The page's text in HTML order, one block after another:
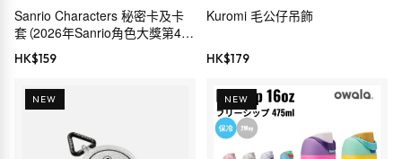
Sanrio Characters 秘密卡及卡
套（2026年Sanrio角色大獎第4彈
服裝系列）
HK$159
Kuromi 毛公仔吊飾
HK$179
NEW NEW